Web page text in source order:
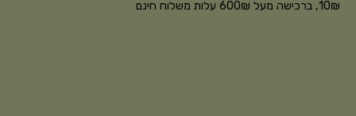
10₪, ברכישה מעל 600₪ עלות משלוח חינם